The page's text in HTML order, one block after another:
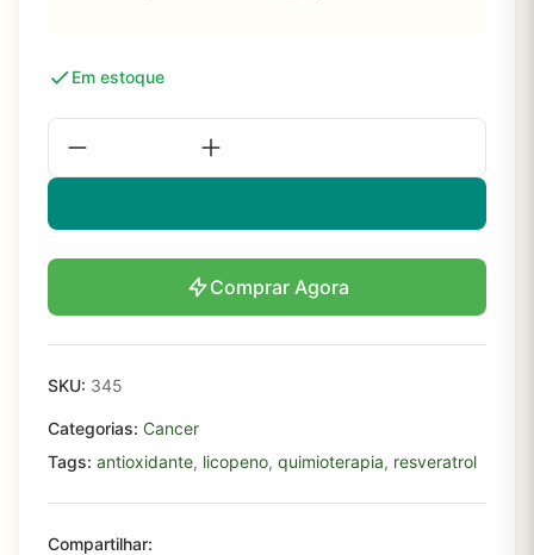
Em estoque
Comprar Agora
SKU: 345
Categorias: Cancer
Tags: antioxidante, licopeno, quimioterapia, resveratrol
Compartilhar: